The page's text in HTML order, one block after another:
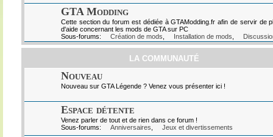
GTA Modding
Cette section du forum est dédiée à GTAModding.fr afin de servir de
d'aide concernant les mods de GTA sur PC
Sous-forums:
Création de mods Installation de mods
LA COMMUNAUTÉ
Nouveau
Nouveau sur GTA Légende ? Venez vous présenter ici !
Espace détente
Venez parler de tout et de rien dans ce forum !
Sous-forums:
Anniversaires Jeux et divertissements